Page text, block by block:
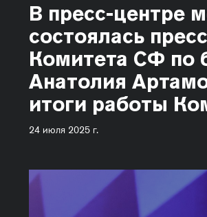
В пресс-центре
состоялась
Комитета СФ по
Анатолия
итоги работы
24 июля 2025 г.